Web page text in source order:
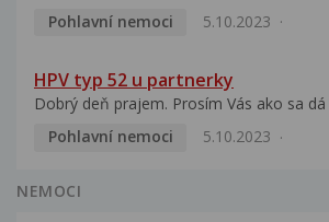
Pohlavní nemoci
5.10.2023
HPV typ 52 u partnerky
Dobrý deň prajem. Prosím Vás ako sa dá
Pohlavní nemoci
5.10.2023
NEMOCI